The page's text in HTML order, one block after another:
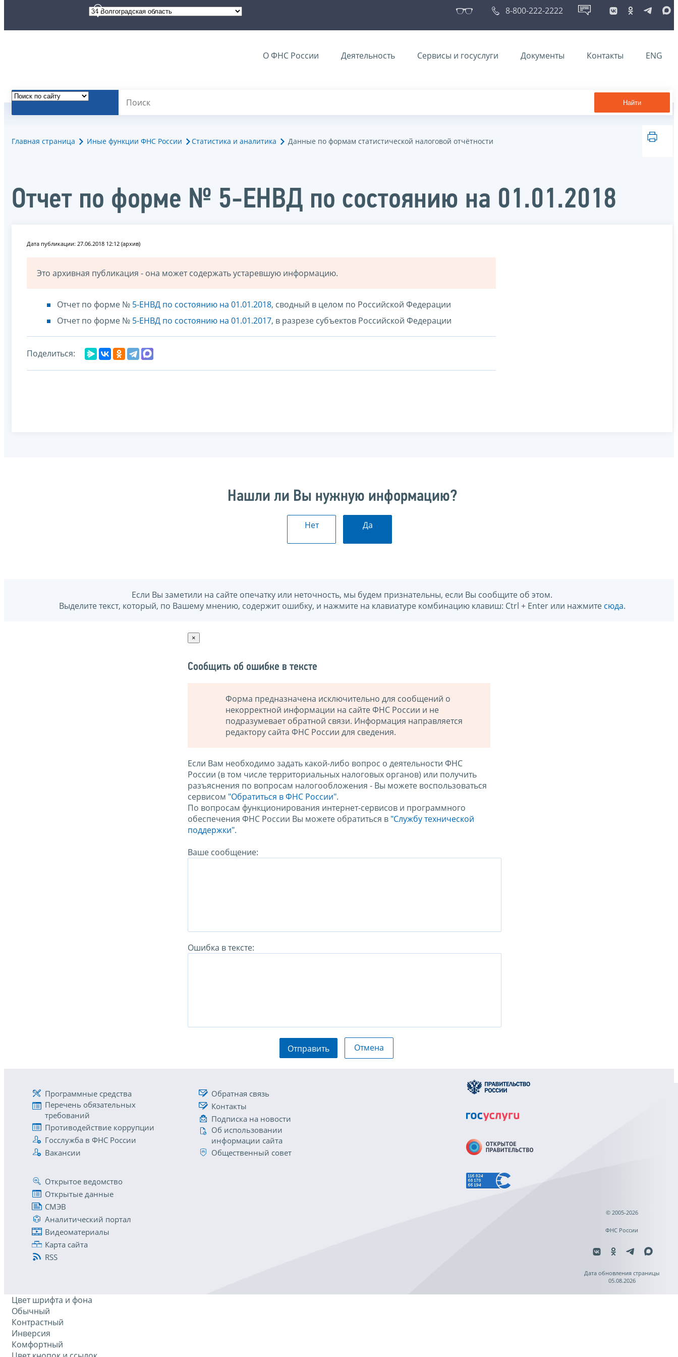
8-800-222-2222
О ФНС России Деятельность Сервисы и госуслуги Документы Контакты ENG
Найти
Главная страница Иные функции ФНС России Статистика и аналитика Данные по формам статистической налоговой отчётности
Отчет по форме № 5-ЕНВД по состоянию на 01.01.2018
Дата публикации: 27.06.2018 12:12 (архив)
Это архивная публикация - она может содержать устаревшую информацию.
Отчет по форме № 5-ЕНВД по состоянию на 01.01.2018, сводный в целом по Российской Федерации
Отчет по форме № 5-ЕНВД по состоянию на 01.01.2017, в разрезе субъектов Российской Федерации
Поделиться:
Нашли ли Вы нужную информацию?
Нет Да
Если Вы заметили на сайте опечатку или неточность, мы будем признательны, если Вы сообщите об этом.
Выделите текст, который, по Вашему мнению, содержит ошибку, и нажмите на клавиатуре комбинацию клавиш: Ctrl + Enter или нажмите сюда.
×
Сообщить об ошибке в тексте
Форма предназначена исключительно для сообщений о
некорректной информации на сайте ФНС России и не
подразумевает обратной связи. Информация направляется
редактору сайта ФНС России для сведения.
Если Вам необходимо задать какой-либо вопрос о деятельности ФНС
России (в том числе территориальных налоговых органов) или получить
разъяснения по вопросам налогообложения - Вы можете воспользоваться
сервисом "Обратиться в ФНС России".
По вопросам функционирования интернет-сервисов и программного
обеспечения ФНС России Вы можете обратиться в "Службу технической
поддержки".
Ваше сообщение:
Ошибка в тексте:
Отправить Отмена
Программные средства
Перечень обязательных
требований
Противодействие коррупции
Госслужба в ФНС России
Вакансии
Обратная связь
Контакты
Подписка на новости
Об использовании
информации сайта
Общественный совет
Открытое ведомство
Открытые данные
СМЭВ
Аналитический портал
Видеоматериалы
Карта сайта
RSS
© 2005-2026
ФНС России
Дата обновления страницы
05.08.2026
Цвет шрифта и фона
Обычный
Контрастный
Инверсия
Комфортный